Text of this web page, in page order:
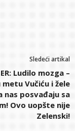
Sledeći artikal
Ludilo mozga –
Vučiću i žele
nas posvađaju sa
Ovo uopšte nije
Zelenski!